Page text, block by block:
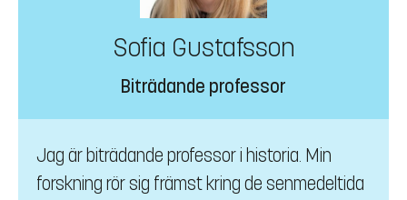
Sofia Gustafsson
Biträdande professor
Jag är biträdande professor i historia. Min
forskning rör sig främst kring de senmedeltida